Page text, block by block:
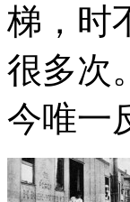
梯，时
很多次
今唯一